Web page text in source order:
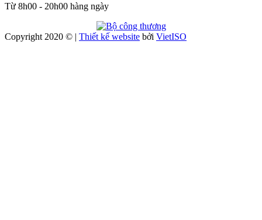
Từ 8h00 - 20h00 hàng ngày
Copyright 2020 © | Thiết kế website bởi VietISO